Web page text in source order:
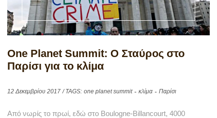
One Planet Summit: Ο Σταύρος στο
Παρίσι για το κλίμα
12 Δεκεμβρίου 2017 / TAGS: one planet summit κλίμα Παρίσι
Από νωρίς το πρωί, εδώ στο Boulogne-Billancourt, 4000